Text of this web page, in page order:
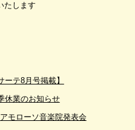
たします
ーテ8月号掲載】
休業のお知らせ
モローソ音楽院発表会